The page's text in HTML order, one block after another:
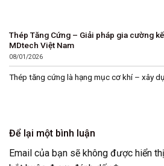
Thép Tăng Cứng – Giải pháp gia cường
MDtech Việt Nam
08/01/2026
Thép tăng cứng là hạng mục cơ khí – xây
Để lại một bình luận
Email của bạn sẽ không được hiển